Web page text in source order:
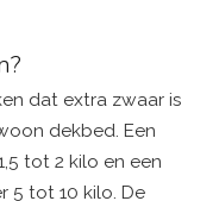
dat extra zwaar is
dekbed. Een
tot 2 kilo en een
5 tot 10 kilo. De